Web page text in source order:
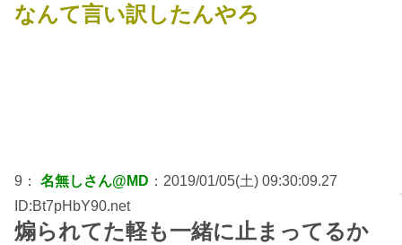
なんて言い訳したんやろ
9： 名無しさん@MD ：2019/01/05(土) 09:30:09.27
ID:Bt7pHbY90.net
煽られてた軽も一緒に止まってるか